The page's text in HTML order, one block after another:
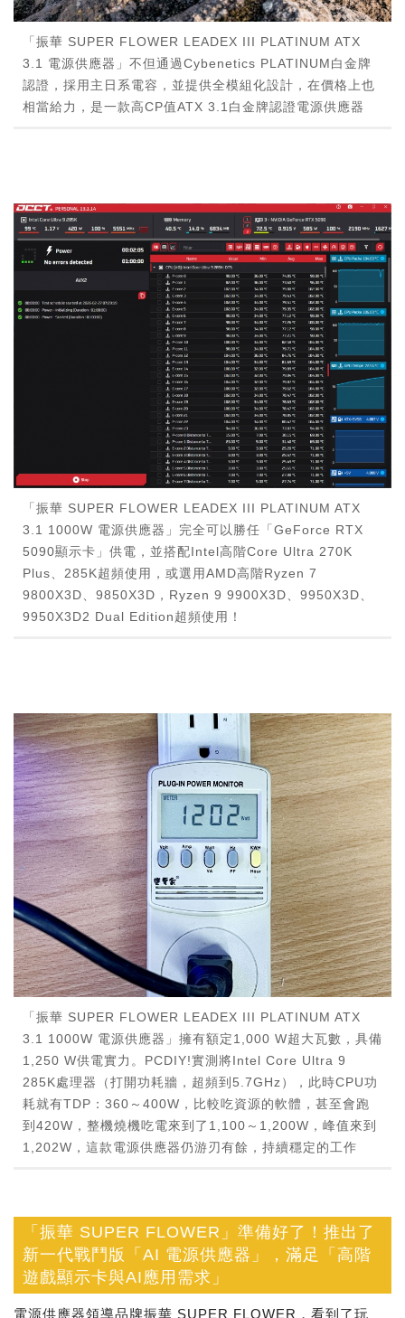
「振華 SUPER FLOWER LEADEX III PLATINUM ATX
3.1 電源供應器」不但通過Cybenetics PLATINUM白金牌
認證，採用主日系電容，並提供全模組化設計，在價格上也
相當給力，是一款高CP值ATX 3.1白金牌認證電源供應器
「振華 SUPER FLOWER LEADEX III PLATINUM ATX
3.1 1000W 電源供應器」完全可以勝任「GeForce RTX
5090顯示卡」供電，並搭配Intel高階Core Ultra 270K
Plus、285K超頻使用，或選用AMD高階Ryzen 7
9800X3D、9850X3D，Ryzen 9 9900X3D、9950X3D、
9950X3D2 Dual Edition超頻使用！
「振華 SUPER FLOWER LEADEX III PLATINUM ATX
3.1 1000W 電源供應器」擁有額定1,000 W超大瓦數，具備
1,250 W供電實力。PCDIY!實測將Intel Core Ultra 9
285K處理器（打開功耗牆，超頻到5.7GHz），此時CPU功
耗就有TDP：360～400W，比較吃資源的軟體，甚至會跑
到420W，整機燒機吃電來到了1,100～1,200W，峰值來到
1,202W，這款電源供應器仍游刃有餘，持續穩定的工作
「振華 SUPER FLOWER」準備好了！推出了
新一代戰鬥版「AI 電源供應器」，滿足「高階
遊戲顯示卡與AI應用需求」
電源供應器領導品牌振華 SUPER FLOWER，看到了玩